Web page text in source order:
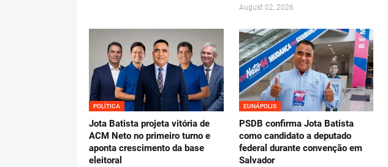
August 02, 2026
POLÍTICA
Jota Batista projeta vitória de
ACM Neto no primeiro turno e
aponta crescimento da base
eleitoral
EUNÁPOLIS
PSDB confirma Jota Batista
como candidato a deputado
federal durante convenção em
Salvador